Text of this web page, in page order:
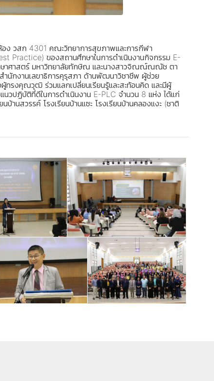
ง วสก 4301 คณะวิทยาการสุขภาพและการกีฬา
Practice) ของสถานศึกษาในการดำเนินงานกิจกรรม E-
กษาศาสตร์ มหาวิทยาลัยทักษิณ และนางสาวจิณณ์ณณัช ตา
นักงานเลขาธิการคุรุสภา ด้านพัฒนาวิชาชีพ ผู้ช่วย
รงคุณวุฒิ ร่วมแลกเปลี่ยนเรียนรู้และสะท้อนคิด และมีผู้
วปฏิบัติที่ดีในการดำเนินงาน E-PLC จำนวน 8 แห่ง ได้แก่
บ้านสวรรค์ โรงเรียนบ้านแซะ โรงเรียนบ้านคลองแงะ (ชาติ